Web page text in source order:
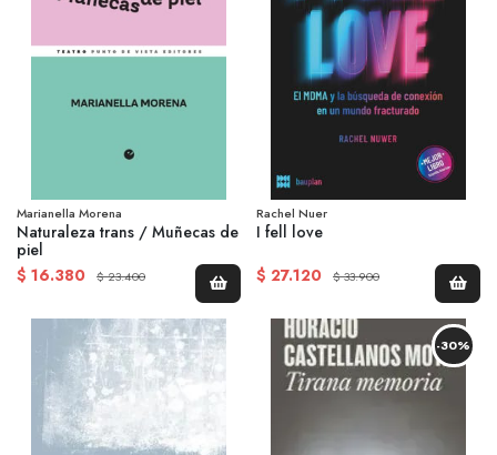
Marianella Morena
Naturaleza trans / Muñecas de
piel
$ 16.380
$ 23.400
Rachel Nuer
I fell love
$ 27.120
$ 33.900
-30%